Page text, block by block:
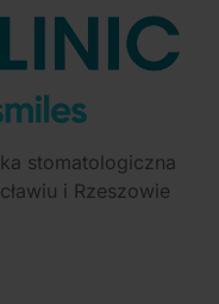
stomatologiczna
i Rzeszowie